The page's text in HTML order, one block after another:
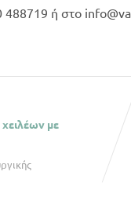
488719 ή στο
με